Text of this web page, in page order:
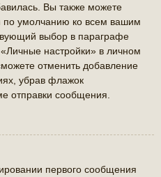
Вы также можете
по умолчанию ко всем вашим
выбор в параграфе
настройки» в личном
отменить добавление
убрав флажок
отправки сообщения.
первого сообщения